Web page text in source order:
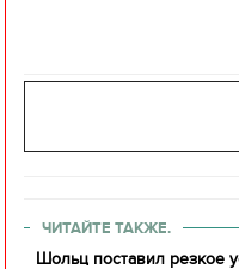
ЧИТАЙТЕ ТАКЖЕ.
Шольц поставил резкое